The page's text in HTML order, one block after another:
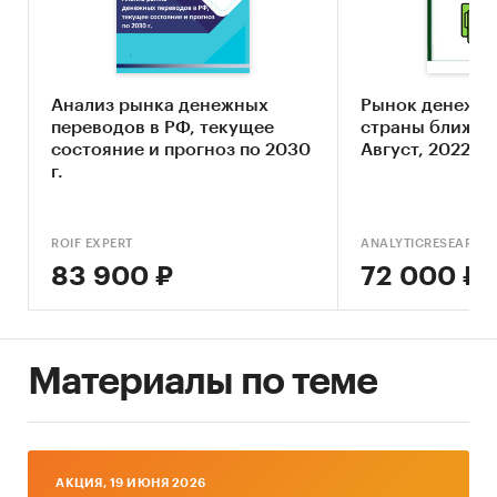
коммерческие директора компаний,
работающие в сфере денежных переводов;
приобрести акции предприятий,
осуществляющих свою деятельность в сфере
денежных переводов.
Объем отчета – 72 стр.
Отчет содержит 13 таблиц и 31 график.
Язык отчета – русский.
Категории: Услуги для бизнеса
Анализ рынка денежных
переводов в РФ, текущее
состояние и прогноз по 2030
г.
ROIF EXPERT
83 900 ₽
Рынок
страны
Август, 2022
72 000 ₽
Материалы по теме
AКЦИЯ, 19 ИЮНЯ 2026